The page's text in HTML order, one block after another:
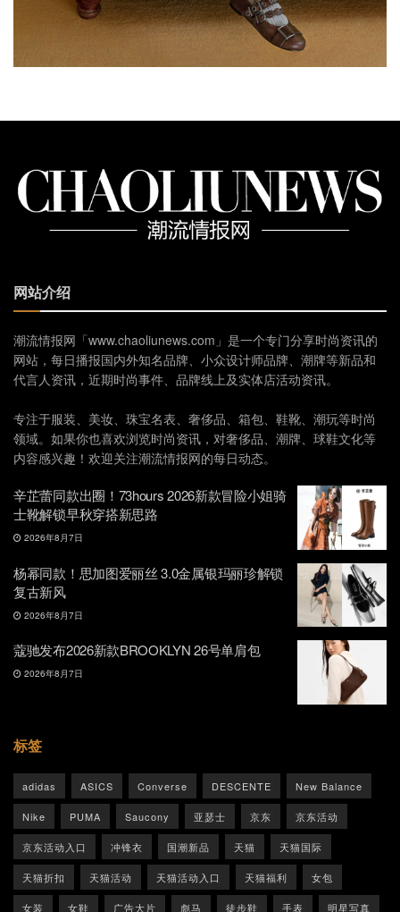
网站介绍
潮流情报网「www.chaoliunews.com」是一个专门分享时尚资讯的
网站，每日播报国内外知名品牌、小众设计师品牌、潮牌等新品和
代言人资讯，近期时尚事件、品牌线上及实体店活动资讯。
专注于服装、美妆、珠宝名表、奢侈品、箱包、鞋靴、潮玩等时尚
领域。如果你也喜欢浏览时尚资讯，对奢侈品、潮牌、球鞋文化等
内容感兴趣！欢迎关注潮流情报网的每日动态。
辛芷蕾同款出圈！73hours 2026新款冒险小姐骑
士靴解锁早秋穿搭新思路
2026年8月7日
杨幂同款！思加图爱丽丝 3.0金属银玛丽珍解锁
复古新风
2026年8月7日
蔻驰发布2026新款BROOKLYN 26号单肩包
2026年8月7日
标签
adidas ASICS Converse DESCENTE New Balance
Nike PUMA Saucony 亚瑟士 京东 京东活动
京东活动入口 冲锋衣 国潮新品 天猫 天猫国际
天猫折扣 天猫活动 天猫活动入口 天猫福利 女包
女装 女鞋 广告大片 彪马 徒步鞋 手表 明星写真